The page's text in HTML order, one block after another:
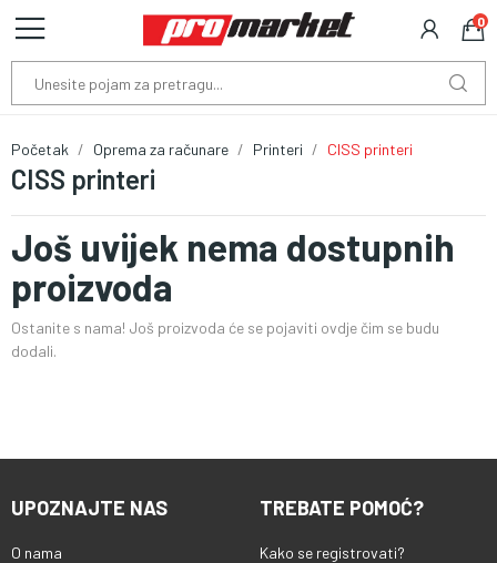
0
CISS printeri
Početak Oprema za računare Printeri CISS printeri
Još uvijek nema dostupnih
proizvoda
Ostanite s nama! Još proizvoda će se pojaviti ovdje čim se budu
dodali.
UPOZNAJTE NAS
O nama
TREBATE POMOĆ?
Kako se registrovati?